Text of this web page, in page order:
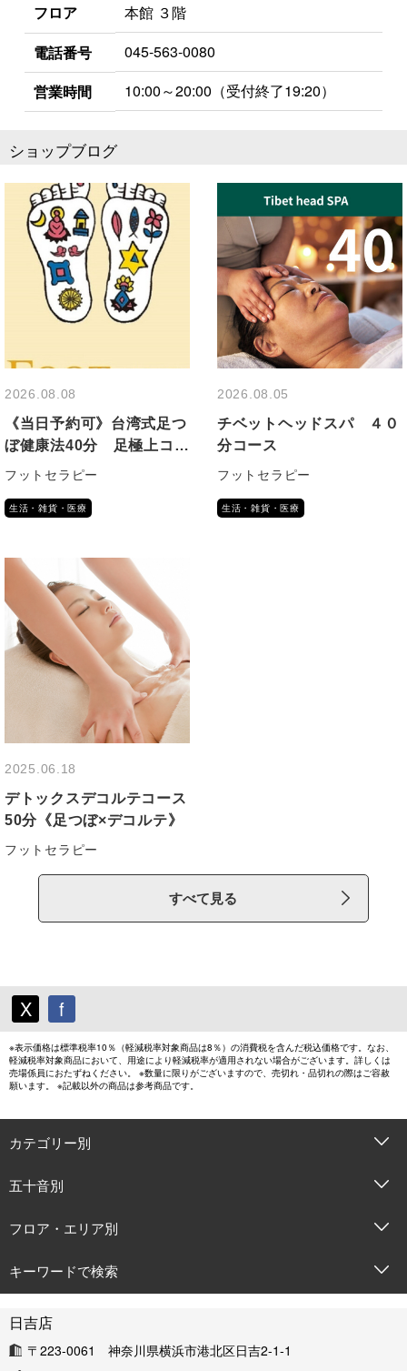
フロア
本館 ３階
電話番号
045-563-0080
営業時間
10:00～20:00（受付終了19:20）
ショップブログ
すべて見る
X f
※表示価格は標準税率10％（軽減税率対象商品は8％）の消費税を含んだ税込価格です。なお、
軽減税率対象商品において、用途により軽減税率が適用されない場合がございます。詳しくは
売場係員におたずねください。 ※数量に限りがございますので、売切れ・品切れの際はご容赦
願います。 ※記載以外の商品は参考商品です。
カテゴリー別
五十音別
フロア・エリア別
キーワードで検索
日吉店
〒223-0061 神奈川県横浜市港北区日吉2-1-1